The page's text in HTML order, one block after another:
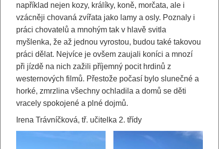
například nejen kozy, králíky, koně, morčata, ale i
vzácněji chovaná zvířata jako lamy a osly. Poznaly i
práci chovatelů a mnohým tak v hlavě svitla
myšlenka, že až jednou vyrostou, budou také takovou
práci dělat. Nejvíce je ovšem zaujali koníci a mnozí
při jízdě na nich zažili příjemný pocit hrdinů z
westernových filmů. Přestože počasí bylo slunečné a
horké, zmrzlina všechny ochladila a domů se děti
vracely spokojené a plné dojmů.
Irena Trávníčková, tř. učitelka 2. třídy